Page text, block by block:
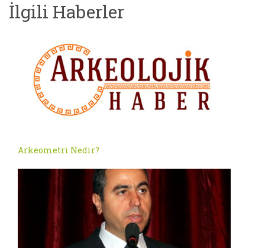
İlgili Haberler
Arkeometri Nedir?